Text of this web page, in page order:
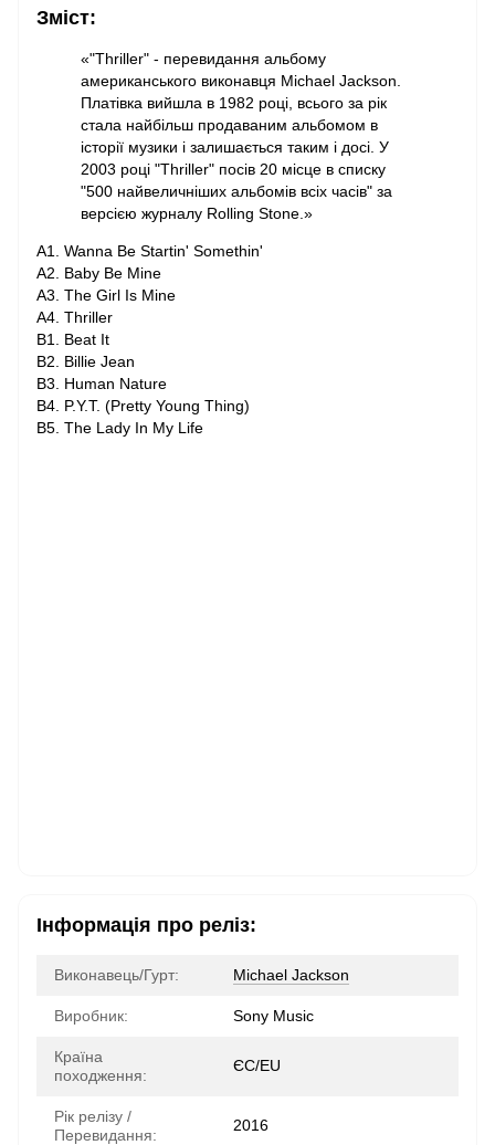
Зміст:
«"Thriller" - перевидання альбому
американського виконавця Michael Jackson.
Платівка вийшла в 1982 році, всього за рік
стала найбільш продаваним альбомом в
історії музики і залишається таким і досі. У
2003 році "Thriller" посів 20 місце в списку
"500 найвеличніших альбомів всіх часів" за
версією журналу Rolling Stone.»
A1. Wanna Be Startin' Somethin'
A2. Baby Be Mine
A3. The Girl Is Mine
A4. Thriller
B1. Beat It
B2. Billie Jean
B3. Human Nature
B4. P.Y.T. (Pretty Young Thing)
B5. The Lady In My Life
Інформація про реліз:
Виконавець/Гурт: Michael Jackson
Виробник: Sony Music
Країна
походження:
ЄС/EU
Рік релізу /
Перевидання:
2016